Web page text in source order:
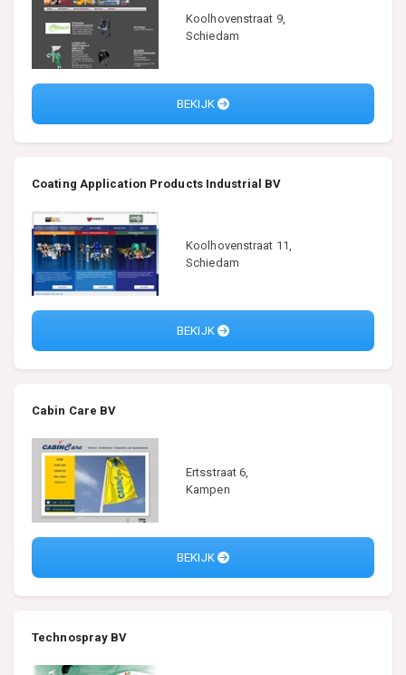
Koolhovenstraat 9,
Schiedam
BEKIJK
Coating Application Products Industrial BV
Koolhovenstraat 11,
Schiedam
BEKIJK
Cabin Care BV
Ertsstraat 6,
Kampen
BEKIJK
Technospray BV